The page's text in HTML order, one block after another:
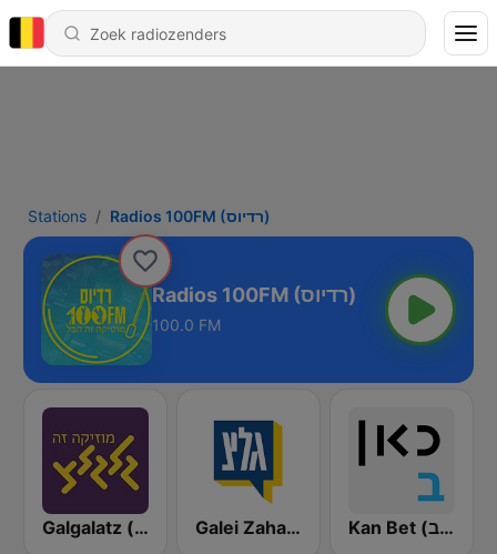
Stations Radios 100FM (רדיוס)
Radios 100FM (רדיוס)
100.0 FM
Galgalatz (גלגלצ רדיו) Galei Zahal (גלי צה"ל) Kan Bet (כאן ב' / רשת ב')